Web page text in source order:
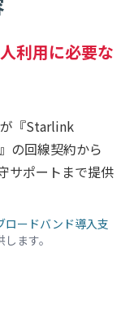
利用に必要な
『Starlink
の回線契約から
サポートまで提供
ロードバンド導入支
ます。